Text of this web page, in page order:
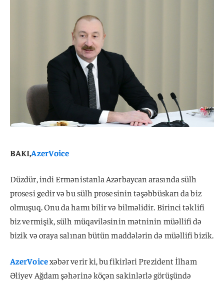
BAKI,AzerVoice
Düzdür, indi Ermənistanla Azərbaycan arasında sülh
prosesi gedir və bu sülh prosesinin təşəbbüskarı da biz
olmuşuq. Onu da hamı bilir və bilməlidir. Birinci təklifi
biz vermişik, sülh müqaviləsinin mətninin müəllifi də
bizik və oraya salınan bütün maddələrin də müəllifi bizik.
AzerVoicexəbər verir ki, bu fikirləri Prezident İlham
Əliyev Ağdam şəhərinə köçən sakinlərlə görüşündə